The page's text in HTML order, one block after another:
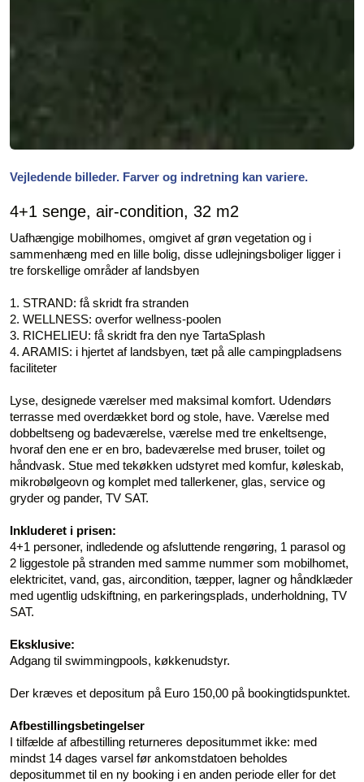
Vejledende billeder. Farver og indretning kan variere.
4+1 senge, air-condition, 32 m2
Uafhængige mobilhomes, omgivet af grøn vegetation og i
sammenhæng med en lille bolig, disse udlejningsboliger ligger i
tre forskellige områder af landsbyen
1. STRAND: få skridt fra stranden
2. WELLNESS: overfor wellness-poolen
3. RICHELIEU: få skridt fra den nye TartaSplash
4. ARAMIS: i hjertet af landsbyen, tæt på alle campingpladsens
faciliteter
Lyse, designede værelser med maksimal komfort. Udendørs
terrasse med overdækket bord og stole, have. Værelse med
dobbeltseng og badeværelse, værelse med tre enkeltsenge,
hvoraf den ene er en bro, badeværelse med bruser, toilet og
håndvask. Stue med tekøkken udstyret med komfur, køleskab,
mikrobølgeovn og komplet med tallerkener, glas, service og
gryder og pander, TV SAT.
Inkluderet i prisen:
4+1 personer, indledende og afsluttende rengøring, 1 parasol og
2 liggestole på stranden med samme nummer som mobilhomet,
elektricitet, vand, gas, aircondition, tæpper, lagner og håndklæder
med ugentlig udskiftning, en parkeringsplads, underholdning, TV
SAT.
Eksklusive:
Adgang til swimmingpools, køkkenudstyr.
Der kræves et depositum på Euro 150,00 på bookingtidspunktet.
Afbestillingsbetingelser
I tilfælde af afbestilling returneres depositummet ikke: med
mindst 14 dages varsel før ankomstdatoen beholdes
depositummet til en ny booking i en anden periode eller for det